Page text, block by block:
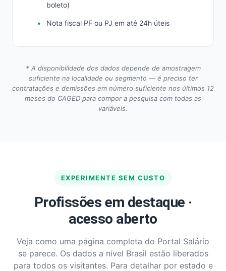
boleto)
Nota fiscal PF ou PJ em até 24h úteis
* A disponibilidade dos dados depende de amostragem
suficiente na localidade ou segmento — é preciso ter
contratações e demissões em número suficiente nos últimos 12
meses do CAGED para compor a pesquisa com todas as
variáveis.
EXPERIMENTE SEM CUSTO
Profissões em destaque ·
acesso aberto
Veja como uma página completa do Portal Salário
se parece. Os dados a nível Brasil estão liberados
para todos os visitantes. Para detalhar por estado e